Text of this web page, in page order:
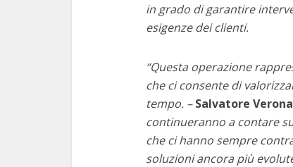
in grado di garantire
esigenze dei clienti.
“Questa operazione
che ci consente di
tempo. –Salvatore Verona
continueranno a contare
che ci hanno sempre
soluzioni ancora più